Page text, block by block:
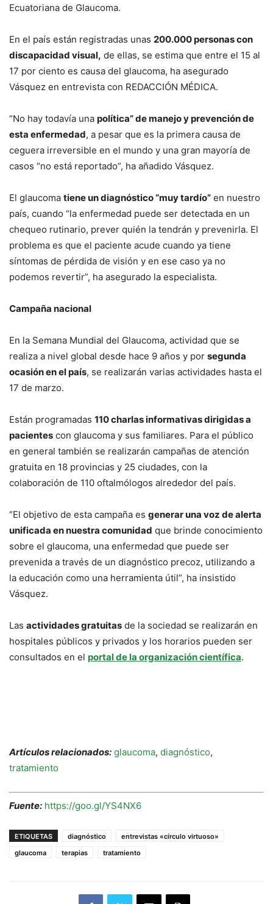
Ecuatoriana de Glaucoma.
En el país están registradas unas 200.000 personas con
discapacidad visual, de ellas, se estima que entre el 15 al
17 por ciento es causa del glaucoma, ha asegurado
Vásquez en entrevista con REDACCIÓN MÉDICA.
“No hay todavía una política” de manejo y prevención de
esta enfermedad, a pesar que es la primera causa de
ceguera irreversible en el mundo y una gran mayoría de
casos “no está reportado”, ha añadido Vásquez.
El glaucoma tiene un diagnóstico “muy tardío” en nuestro
país, cuando “la enfermedad puede ser detectada en un
chequeo rutinario, prever quién la tendrán y prevenirla. El
problema es que el paciente acude cuando ya tiene
síntomas de pérdida de visión y en ese caso ya no
podemos revertir”, ha asegurado la especialista.
Campaña nacional
En la Semana Mundial del Glaucoma, actividad que se
realiza a nivel global desde hace 9 años y por segunda
ocasión en el país, se realizarán varias actividades hasta el
17 de marzo.
Están programadas 110 charlas informativas dirigidas a
pacientes con glaucoma y sus familiares. Para el público
en general también se realizarán campañas de atención
gratuita en 18 provincias y 25 ciudades, con la
colaboración de 110 oftalmólogos alrededor del país.
“El objetivo de esta campaña es generar una voz de alerta
unificada en nuestra comunidad que brinde conocimiento
sobre el glaucoma, una enfermedad que puede ser
prevenida a través de un diagnóstico precoz, utilizando a
la educación como una herramienta útil”, ha insistido
Vásquez.
Las actividades gratuitas de la sociedad se realizarán en
hospitales públicos y privados y los horarios pueden ser
consultados en el portal de la organización científica.
Artículos relacionados: glaucoma, diagnóstico,
tratamiento
Fuente: https://goo.gl/YS4NX6
ETIQUETAS diagnóstico
entrevistas «círculo virtuoso»
glaucoma
terapias tratamiento